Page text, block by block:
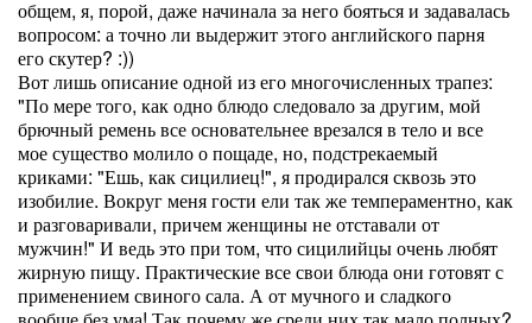
общем, я, порой, даже начинала за него бояться и задавалась
вопросом: а точно ли выдержит этого английского парня
его скутер? :))
Вот лишь описание одной из его многочисленных трапез:
"По мере того, как одно блюдо следовало за другим, мой
брючный ремень все основательнее врезался в тело и все
мое существо молило о пощаде, но, подстрекаемый
криками: "Ешь, как сицилиец!", я продирался сквозь это
изобилие. Вокруг меня гости ели так же темпераментно, как
и разговаривали, причем женщины не отставали от
мужчин!" И ведь это при том, что сицилийцы очень любят
жирную пищу. Практические все свои блюда они готовят с
применением свиного сала. А от мучного и сладкого